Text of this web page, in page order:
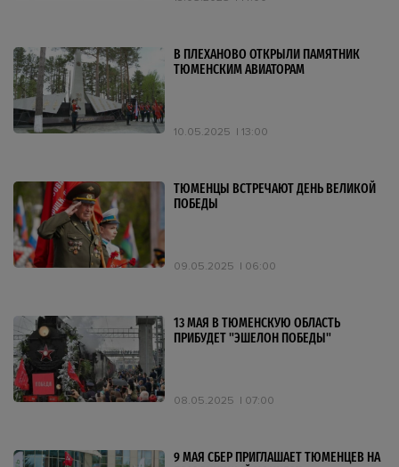
В ПЛЕХАНОВО ОТКРЫЛИ ПАМЯТНИК
ТЮМЕНСКИМ АВИАТОРАМ
10.05.2025 13:00
ТЮМЕНЦЫ ВСТРЕЧАЮТ ДЕНЬ ВЕЛИКОЙ
ПОБЕДЫ
09.05.2025 06:00
13 МАЯ В ТЮМЕНСКУЮ ОБЛАСТЬ
ПРИБУДЕТ "ЭШЕЛОН ПОБЕДЫ"
08.05.2025 07:00
9 МАЯ СБЕР ПРИГЛАШАЕТ ТЮМЕНЦЕВ НА